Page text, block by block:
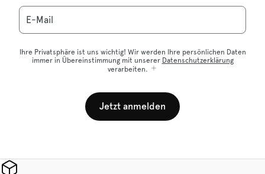
E-Mail
Ihre Privatsphäre ist uns wichtig! Wir werden Ihre persönlichen Daten
immer in Übereinstimmung mit unserer Datenschutzerklärung
verarbeiten.
Jetzt anmelden